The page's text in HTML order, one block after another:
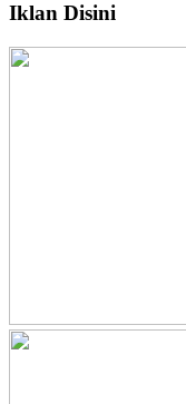
Iklan Disini